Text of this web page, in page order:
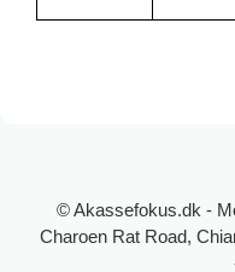
© Akassefokus.dk -
Charoen Rat Road,